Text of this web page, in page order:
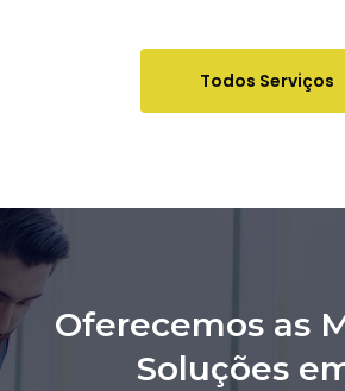
Todos Serviços
Oferecemos as
Soluções